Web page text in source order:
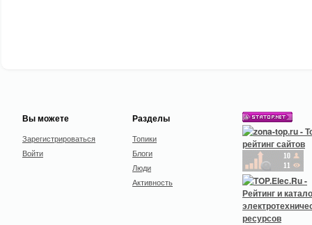
Вы можете
Зарегистрироваться
Войти
Разделы
Топики
Блоги
Люди
Активность